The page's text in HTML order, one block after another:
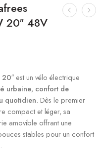
20″ 48V
20″ est un vélo électrique
urbaine, confort de
quotidien. Dès le premier
compact et léger, sa
amovible offrant une
stables pour un confort